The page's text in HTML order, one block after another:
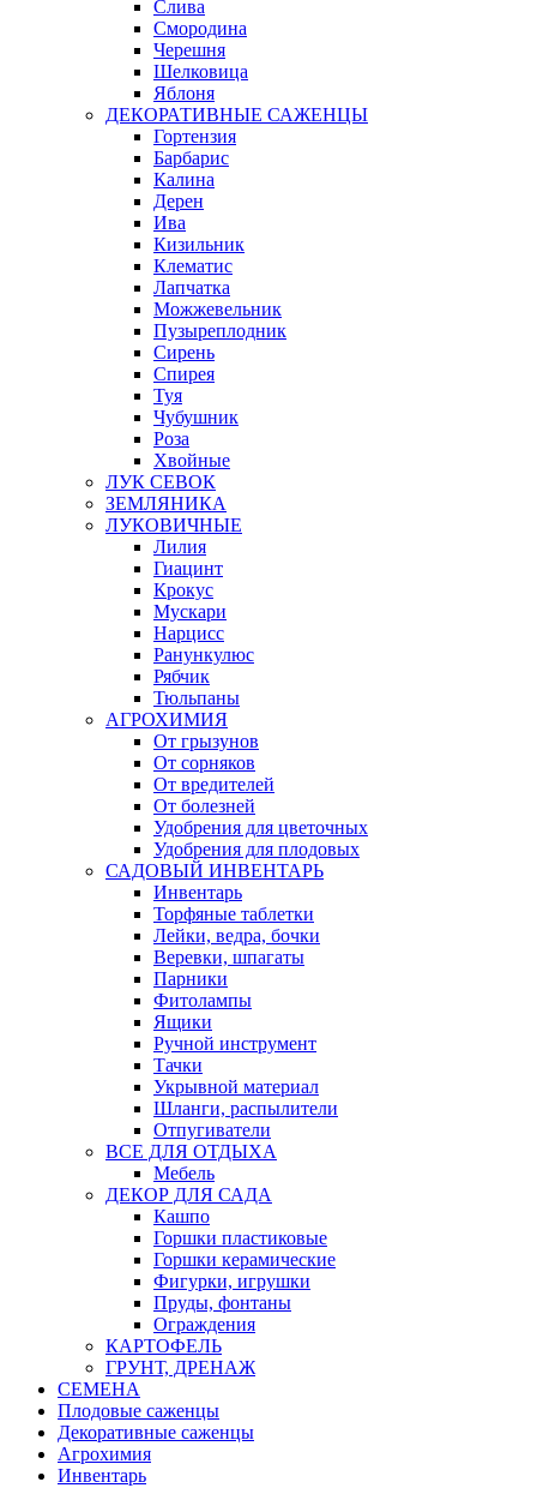
Слива
Смородина
Черешня
Шелковица
Яблоня
ДЕКОРАТИВНЫЕ САЖЕНЦЫ
Гортензия
Барбарис
Калина
Дерен
Ива
Кизильник
Клематис
Лапчатка
Можжевельник
Пузыреплодник
Сирень
Спирея
Туя
Чубушник
Роза
Хвойные
ЛУК СЕВОК
ЗЕМЛЯНИКА
ЛУКОВИЧНЫЕ
Лилия
Гиацинт
Крокус
Мускари
Нарцисс
Ранункулюс
Рябчик
Тюльпаны
АГРОХИМИЯ
От грызунов
От сорняков
От вредителей
От болезней
Удобрения для цветочных
Удобрения для плодовых
САДОВЫЙ ИНВЕНТАРЬ
Инвентарь
Торфяные таблетки
Лейки, ведра, бочки
Веревки, шпагаты
Парники
Фитолампы
Ящики
Ручной инструмент
Тачки
Укрывной материал
Шланги, распылители
Отпугиватели
ВСЕ ДЛЯ ОТДЫХА
Мебель
ДЕКОР ДЛЯ САДА
Кашпо
Горшки пластиковые
Горшки керамические
Фигурки, игрушки
Пруды, фонтаны
Ограждения
КАРТОФЕЛЬ
ГРУНТ, ДРЕНАЖ
СЕМЕНА
Плодовые саженцы
Декоративные саженцы
Агрохимия
Инвентарь